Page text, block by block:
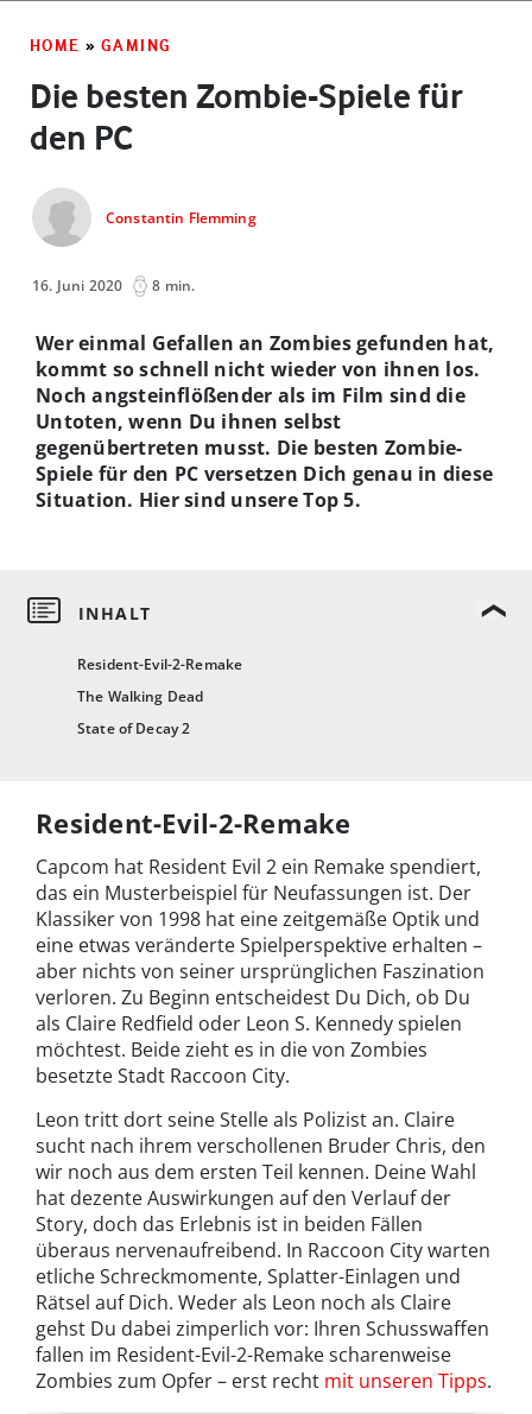
HOME » GAMING
Die besten Zombie-Spiele für
den PC
Constantin Flemming
16. Juni 2020 8 min.
Resident-Evil-2-Remake
The Walking Dead
State of Decay 2
Wer einmal Gefallen an Zombies gefunden hat,
kommt so schnell nicht wieder von ihnen los.
Noch angsteinflößender als im Film sind die
Untoten, wenn Du ihnen selbst
gegenübertreten musst. Die besten Zombie-
Spiele für den PC versetzen Dich genau in diese
Situation. Hier sind unsere Top 5.
Resident-Evil-2-Remake
Capcom hat Resident Evil 2 ein Remake spendiert,
das ein Musterbeispiel für Neufassungen ist. Der
Klassiker von 1998 hat eine zeitgemäße Optik und
eine etwas veränderte Spielperspektive erhalten –
aber nichts von seiner ursprünglichen Faszination
verloren. Zu Beginn entscheidest Du Dich, ob Du
als Claire Redfield oder Leon S. Kennedy spielen
möchtest. Beide zieht es in die von Zombies
besetzte Stadt Raccoon City.
Leon tritt dort seine Stelle als Polizist an. Claire
sucht nach ihrem verschollenen Bruder Chris, den
wir noch aus dem ersten Teil kennen. Deine Wahl
hat dezente Auswirkungen auf den Verlauf der
Story, doch das Erlebnis ist in beiden Fällen
überaus nervenaufreibend. In Raccoon City warten
etliche Schreckmomente, Splatter-Einlagen und
Rätsel auf Dich. Weder als Leon noch als Claire
gehst Du dabei zimperlich vor: Ihren Schusswaffen
fallen im Resident-Evil-2-Remake scharenweise
Zombies zum Opfer – erst recht mit unseren Tipps.